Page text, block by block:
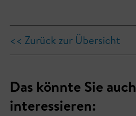
<< Zurück zur Übersicht
Das könnte Sie auch
interessieren: